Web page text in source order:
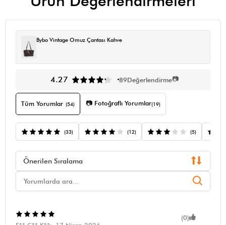
Bybo Vintage Omuz Çantası Kahve
4.27 89Değerlendirme📷
Tüm Yorumlar (54) 📷 Fotoğraflı Yorumlar(19)
(33) (12) (5)
Önerilen Sıralama
(0)